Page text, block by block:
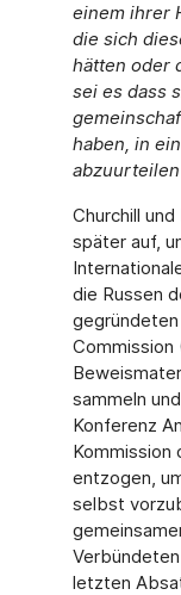
einem ihrer
die sich
hätten oder
sei es dass
haben, in
Churchill
später auf,
die Russen
Commission
sammeln
Konferenz
Kommission
entzogen,
selbst
letzten